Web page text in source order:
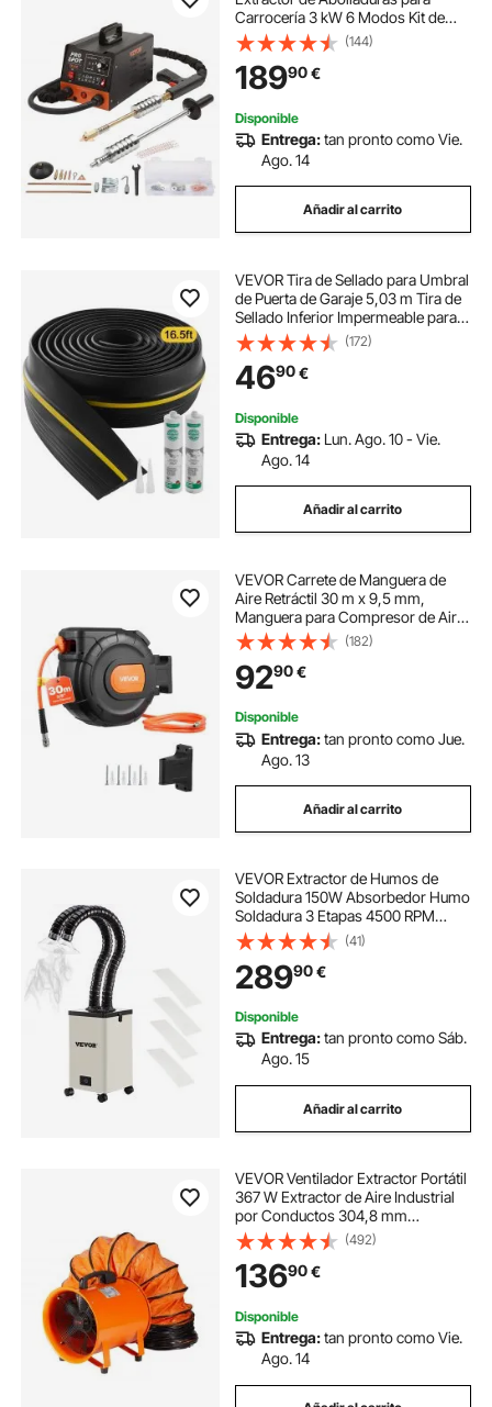
Carrocería 3 kW 6 Modos Kit de
Soldadura Herramienta de
Reparación de Carrocería 16
Accesorios para Eliminación de
Abolladuras de Vehículos
(144)
18990€
Disponible
Entrega:tan pronto como Vie.
Ago. 14
Añadir al carrito
VEVOR Tira de Sellado para Umbral
de Puerta de Garaje 5,03 m Tira de
Sellado Inferior Impermeable para
Puerta de Garaje con Adhesivo,
Reemplazo de Burlete de PVC
Grueso Mejorado para Bricolaje,
Negro
(172)
4690€
Disponible
Entrega: Lun. Ago. 10 - Vie.
Ago. 14
Añadir al carrito
VEVOR Carrete de Manguera de
Aire Retráctil 30 m x 9,5 mm,
Manguera para Compresor de Aire
Presión Máxima de 300 PSI, con
Entrada de 2 m, Montaje en Pared
Giratorio de 180°, para Garaje, Taller
(182)
9290€
Disponible
Entrega:tan pronto como Jue.
Ago. 13
Añadir al carrito
VEVOR Extractor de Humos de
Soldadura 150W Absorbedor Humo
Soldadura 3 Etapas 4500 RPM
Filtro de Humos para Estación de
Soldadura 11 x 11 x 16,9 Pulgadas
Ventilador de Extracción de
Soldadura
(41)
28990€
Disponible
Entrega:tan pronto como Sáb.
Ago. 15
Añadir al carrito
VEVOR Ventilador Extractor Portátil
367 W Extractor de Aire Industrial
por Conductos 304,8 mm
Manguera de Extracción 10 m
Volumen de Aire 2574 CFM
Extractor de Aire para Extraer
Polvo, Trabajo en Casa
(492)
13690€
Disponible
Entrega:tan pronto como Vie.
Ago. 14